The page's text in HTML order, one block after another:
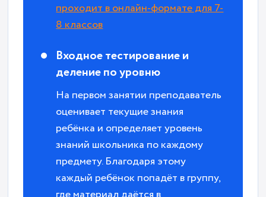
проходит в онлайн-формате для 7-
8 классов
Входное тестирование и
деление по уровню
На первом занятии преподаватель
оценивает текущие знания
ребёнка и определяет уровень
знаний школьника по каждому
предмету. Благодаря этому
каждый ребёнок попадёт в группу,